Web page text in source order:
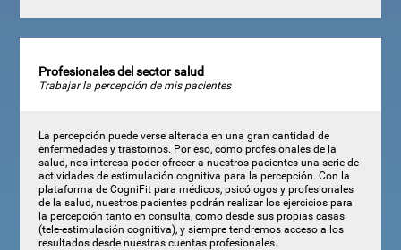
Profesionales del sector salud
Trabajar la percepción de mis pacientes
La percepción puede verse alterada en una gran cantidad de
enfermedades y trastornos. Por eso, como profesionales de la
salud, nos interesa poder ofrecer a nuestros pacientes una serie de
actividades de estimulación cognitiva para la percepción. Con la
plataforma de CogniFit para médicos, psicólogos y profesionales
de la salud, nuestros pacientes podrán realizar los ejercicios para
la percepción tanto en consulta, como desde sus propias casas
(tele-estimulación cognitiva), y siempre tendremos acceso a los
resultados desde nuestras cuentas profesionales.